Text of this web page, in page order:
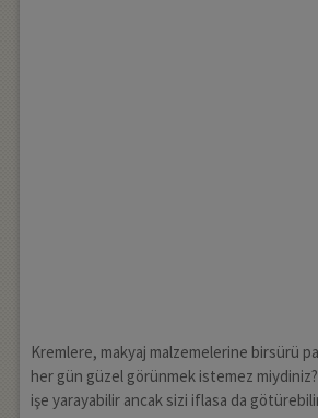
Kremlere, makyaj malzemelerine birsürü
her gün güzel görünmek istemez
işe yarayabilir ancak sizi iflasa da